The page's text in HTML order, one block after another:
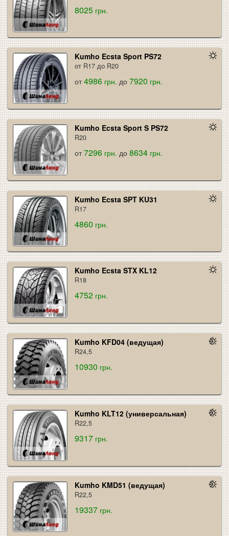
8025 грн.
Kumho Ecsta Sport PS72
от R17 до R20
от4986 грн. до7920 грн.
Kumho Ecsta Sport S PS72
R20
от7296 грн. до8634 грн.
Kumho Ecsta SPT KU31
R17
4860 грн.
Kumho Ecsta STX KL12
R18
4752 грн.
Kumho KFD04 (ведущая)
R24,5
10930 грн.
Kumho KLT12 (универсальная)
R22,5
9317 грн.
Kumho KMD51 (ведущая)
R22,5
19337 грн.